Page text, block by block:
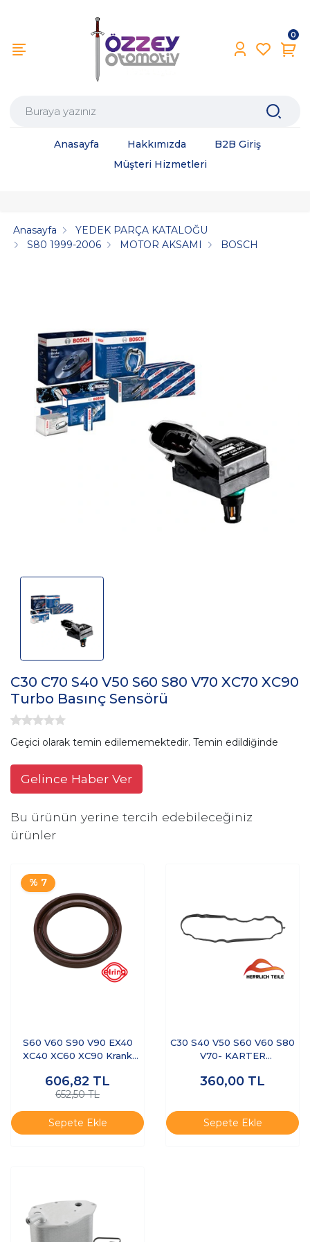
0
Anasayfa Hakkımızda
B2B Giriş
Müşteri Hizmetleri
Anasayfa
YEDEK PARÇA KATALOĞU
S80 1999-2006
MOTOR AKSAMI BOSCH
C30 C70 S40 V50 S60 S80 V70 XC70 XC90
Turbo Basınç Sensörü
Geçici olarak temin edilememektedir. Temin edildiğinde
Gelince Haber Ver
Bu ürünün yerine tercih edebileceğiniz
ürünler
% 7
S60 V60 S90 V90 EX40
XC40 XC60 XC90 Krank
606,82 TL
652,50 TL
Sepete Ekle
C30 S40 V50 S60 V60 S80
V70- KARTER
360,00 TL
Sepete Ekle